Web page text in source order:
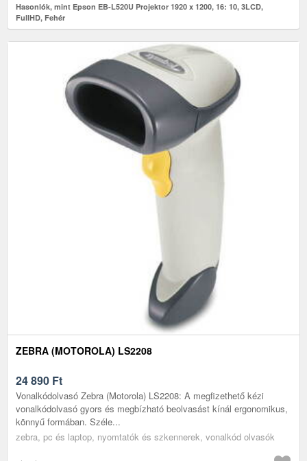
Hasonlók, mint Epson EB-L520U Projektor 1920 x 1200, 16: 10, 3LCD,
FullHD, Fehér
ZEBRA (MOTOROLA) LS2208
24 890 Ft
Vonalkódolvasó Zebra (Motorola) LS2208: A megfizethető kézi
vonalkódolvasó gyors és megbízható beolvasást kínál ergonomikus,
könnyű formában. Széle...
zebra, pc és laptop, nyomtatók és szkennerek, vonalkód olvasók